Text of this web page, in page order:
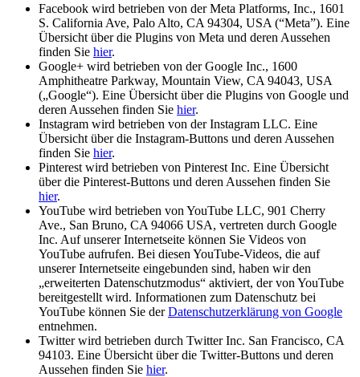
Facebook wird betrieben von der Meta Platforms, Inc., 1601
S. California Ave, Palo Alto, CA 94304, USA (“Meta”). Eine
Übersicht über die Plugins von Meta und deren Aussehen
finden Sie hier.
Google+ wird betrieben von der Google Inc., 1600
Amphitheatre Parkway, Mountain View, CA 94043, USA
(„Google“). Eine Übersicht über die Plugins von Google und
deren Aussehen finden Sie hier.
Instagram wird betrieben von der Instagram LLC. Eine
Übersicht über die Instagram-Buttons und deren Aussehen
finden Sie hier.
Pinterest wird betrieben von Pinterest Inc. Eine Übersicht
über die Pinterest-Buttons und deren Aussehen finden Sie
hier.
YouTube wird betrieben von YouTube LLC, 901 Cherry
Ave., San Bruno, CA 94066 USA, vertreten durch Google
Inc. Auf unserer Internetseite können Sie Videos von
YouTube aufrufen. Bei diesen YouTube-Videos, die auf
unserer Internetseite eingebunden sind, haben wir den
„erweiterten Datenschutzmodus“ aktiviert, der von YouTube
bereitgestellt wird. Informationen zum Datenschutz bei
YouTube können Sie derDatenschutzerklärung von Google
entnehmen.
Twitter wird betrieben durch Twitter Inc. San Francisco, CA
94103. Eine Übersicht über die Twitter-Buttons und deren
Aussehen finden Sie hier.